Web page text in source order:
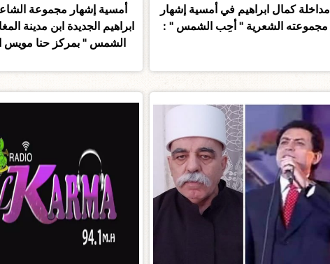
مداخلة كمال ابراهيم في أمسية إشهار
مجموعته الشعرية " أحِب الشمس " :
أمسية إشهار مجموعة
ابراهيم الجديدة ابن مدينة
الشمس " بمركز حنا مويس